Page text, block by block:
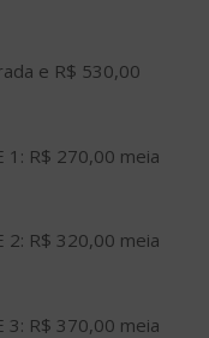
e R$ 530,00
1: R$ 270,00 meia
2: R$ 320,00 meia
3: R$ 370,00 meia